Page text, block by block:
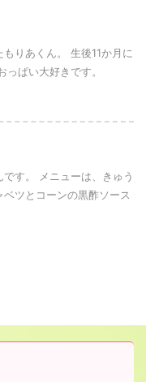
りあくん。 生後11か月に
ぱい大好きです。
す。 メニューは、きゅう
ツとコーンの黒酢ソース